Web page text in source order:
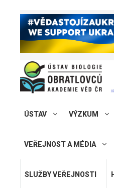
ÚSTAV VÝZKUM
VEŘEJNOST A MÉDIA
SLUŽBY VEŘEJNOSTI